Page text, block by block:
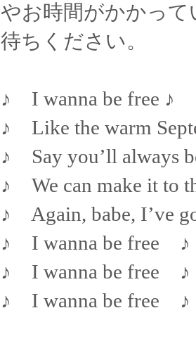
やお時間がかかっ
待ちください。
♪ I wanna be free ♪
♪ Like the warm
♪ Say you’ll always
♪ We can make it to
♪ Again, babe, I’ve
♪ I wanna be free ♪
♪ I wanna be free ♪
♪ I wanna be free ♪